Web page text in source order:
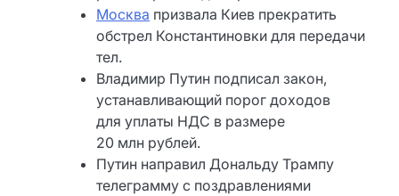
Москва призвала Киев прекратить
обстрел Константиновки для передачи
тел.
Владимир Путин подписал закон,
устанавливающий порог доходов
для уплаты НДС в размере
20 млн рублей.
Путин направил Дональду Трампу
телеграмму с поздравлениями